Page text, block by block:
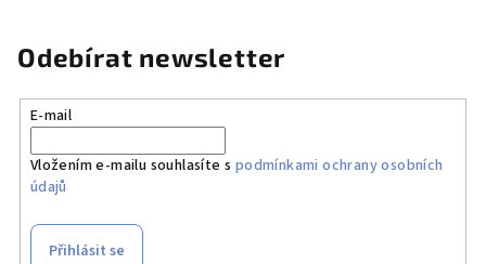
Odebírat newsletter
E-mail
Vložením e-mailu souhlasíte s podmínkami ochrany osobních
údajů
Přihlásit se